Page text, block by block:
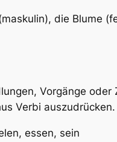
die Blume
Vorgänge
Verbi auszudrücken.
essen, sein